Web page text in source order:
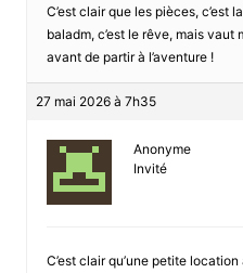
C’est clair que les pièces, c’est
baladm, c’est le rêve, mais
avant de partir à l’aventure !
27 mai 2026 à 7h35
Anonyme
Invité
C’est clair qu’une petite